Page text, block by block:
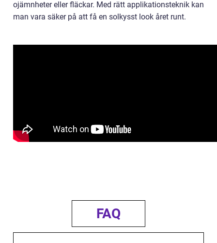
ojämnheter eller fläckar. Med rätt applikationsteknik kan
man vara säker på att få en solkysst look året runt.
FAQ